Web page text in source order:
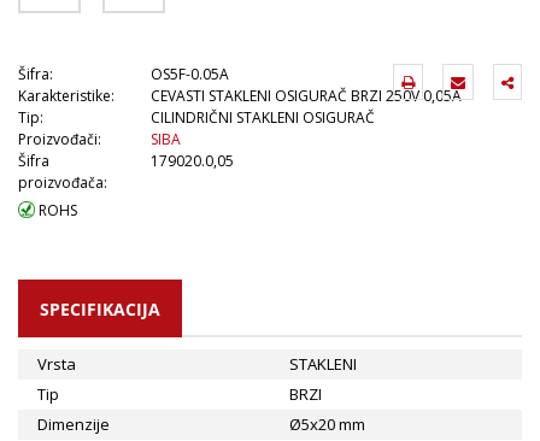
Šifra:
OS5F-0.05A
Karakteristike:
CEVASTI STAKLENI OSIGURAČ BRZI 250V 0,05A
Tip:
CILINDRIČNI STAKLENI OSIGURAČ
Proizvođači:
SIBA
Šifra
proizvođača:
179020.0,05
ROHS
SPECIFIKACIJA
Vrsta
STAKLENI
Tip
BRZI
Dimenzije
Ø5x20 mm